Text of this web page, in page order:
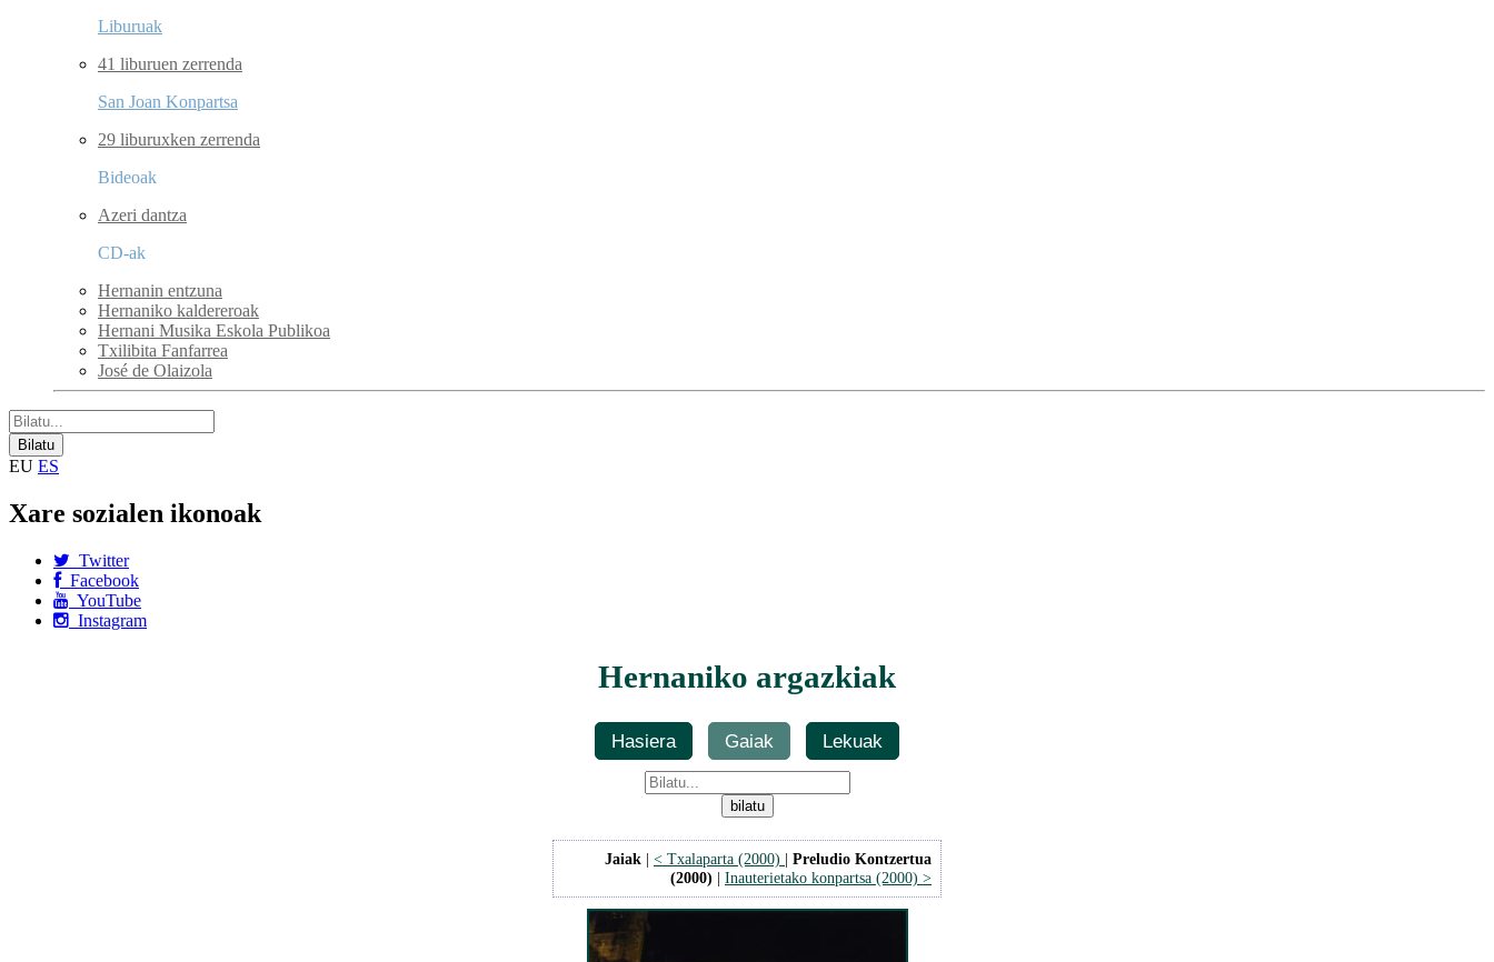
Liburuak
41 liburuen zerrenda
San Joan Konpartsa
29 liburuxken zerrenda
Bideoak
Azeri dantza
CD-ak
Hernanin entzuna
Hernaniko kaldereroak
Hernani Musika Eskola Publikoa
Txilibita Fanfarrea
José de Olaizola
EU ES
Xare sozialen ikonoak
Twitter
Facebook
YouTube
Instagram
Hernaniko argazkiak
Hasiera Gaiak Lekuak
Jaiak | < Txalaparta (2000) | Preludio Kontzertua
(2000) | Inauterietako konpartsa (2000) >